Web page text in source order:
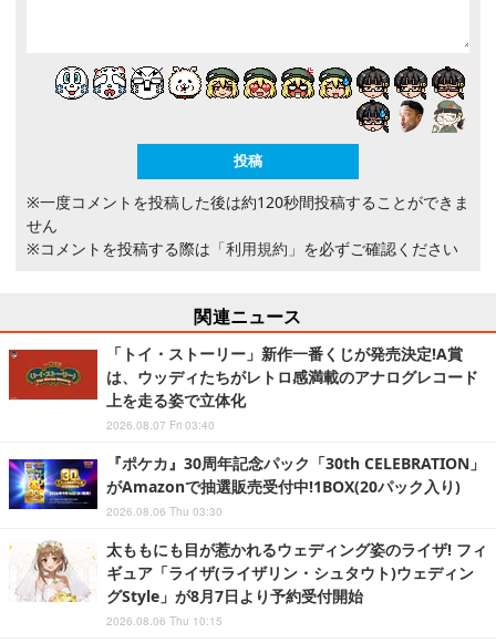
※一度コメントを投稿した後は約120秒間投稿することができま
せん
※コメントを投稿する際は 「利用規約」 を必ずご確認ください
関連ニュース
「トイ・ストーリー」新作一番くじが発売決定!A賞
は、ウッディたちがレトロ感満載のアナログレコード
上を走る姿で立体化
2026.08.07 Fri 03:40
『ポケカ』30周年記念パック「30th CELEBRATION」
がAmazonで抽選販売受付中!1BOX(20パック入り)
2026.08.06 Thu 03:30
太ももにも目が惹かれるウェディング姿のライザ! フィ
ギュア「ライザ(ライザリン・シュタウト)ウェディン
グStyle」が8月7日より予約受付開始
2026.08.06 Thu 10:15